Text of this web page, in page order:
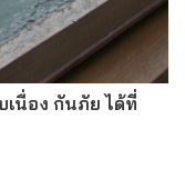
เนื่อง กันภัย ได้ที่